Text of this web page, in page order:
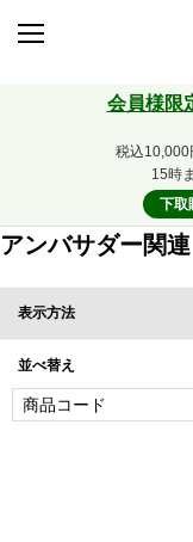
会員様限
税込10,000
15時
下取
アンバサダー関連
表示方法
並べ替え